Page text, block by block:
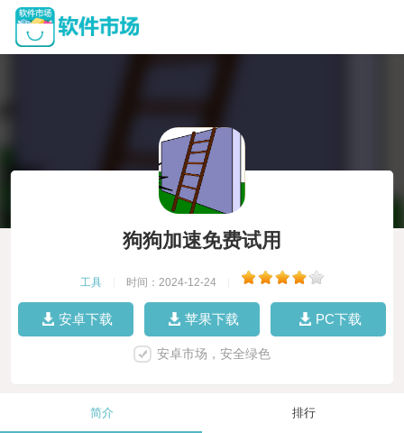
狗狗加速免费试用
工具 时间：2024-12-24
安卓下载 苹果下载 PC下载
安卓市场，安全绿色
简介 排行